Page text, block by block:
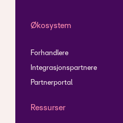
Økosystem
Forhandlere
Integrasjonspartnere
Partnerportal
Ressurser